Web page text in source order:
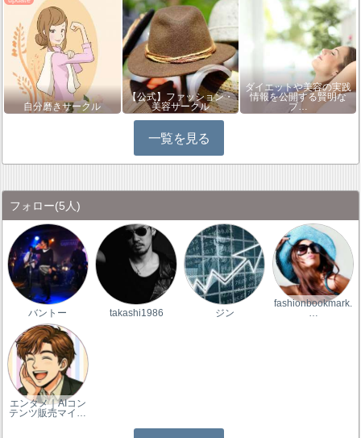
自分磨きサークル
【公式】ファッション・
美容サークル
ダイエットや美容の実践
情報を公開する賢明な
ブ…
一覧を見る
フォロー(5人)
バントー takashi1986 ジン
fashionbookmark.
エンタメ｜AIコン
テンツ販売マイ…